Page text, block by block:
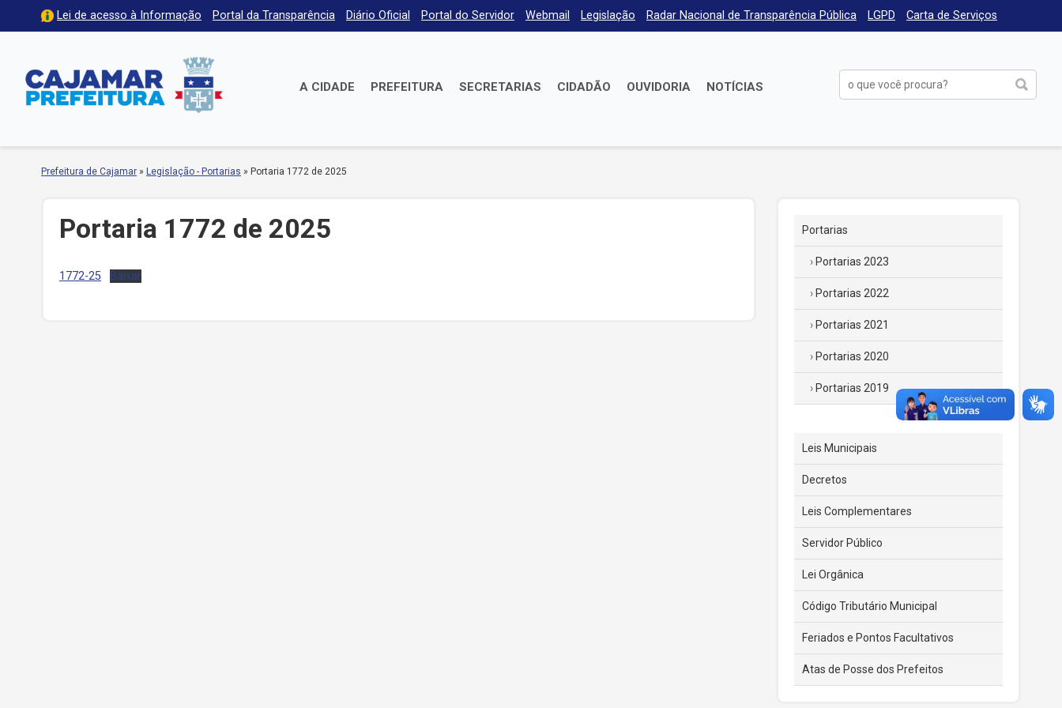
Lei de acesso à Informação Portal da Transparência Diário Oficial Portal do Servidor Webmail Legislação Radar Nacional de Transparência Pública LGPD Carta de Serviços
A CIDADE PREFEITURA SECRETARIAS CIDADÃO OUVIDORIA NOTÍCIAS
Prefeitura de Cajamar » Legislação - Portarias » Portaria 1772 de 2025
Portaria 1772 de 2025
1772-25 Baixar
Portarias
Portarias 2023
Portarias 2022
Portarias 2021
Portarias 2020
Portarias 2019
Leis Municipais
Decretos
Leis Complementares
Servidor Público
Lei Orgânica
Código Tributário Municipal
Feriados e Pontos Facultativos
Atas de Posse dos Prefeitos